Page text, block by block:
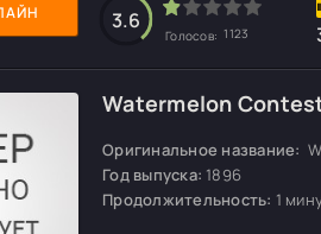
3.6
Голосов: 1123
Watermelon
Оригинальное название:
Год выпуска: 1896
Продолжительность: 1